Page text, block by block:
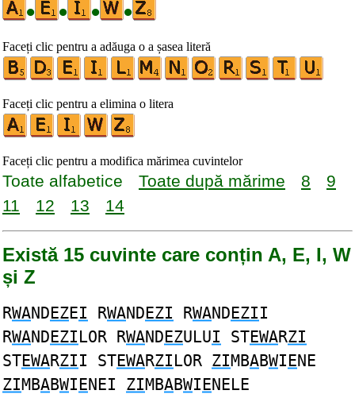
•
• • •
Faceți clic pentru a adăuga o a șasea literă
Faceți clic pentru a elimina o litera
Faceți clic pentru a modifica mărimea cuvintelor
Toate alfabetice Toate după mărime 8
9
11
12 13 14
Există 15 cuvinte care conțin A, E, I, W
și Z
RWANDEZEI RWANDEZI RWANDEZII
RWANDEZILOR RWANDEZULUI STEWARZI
STEWARZII STEWARZILOR ZIMBABWIENE
ZIMBABWIENEI ZIMBABWIENELE